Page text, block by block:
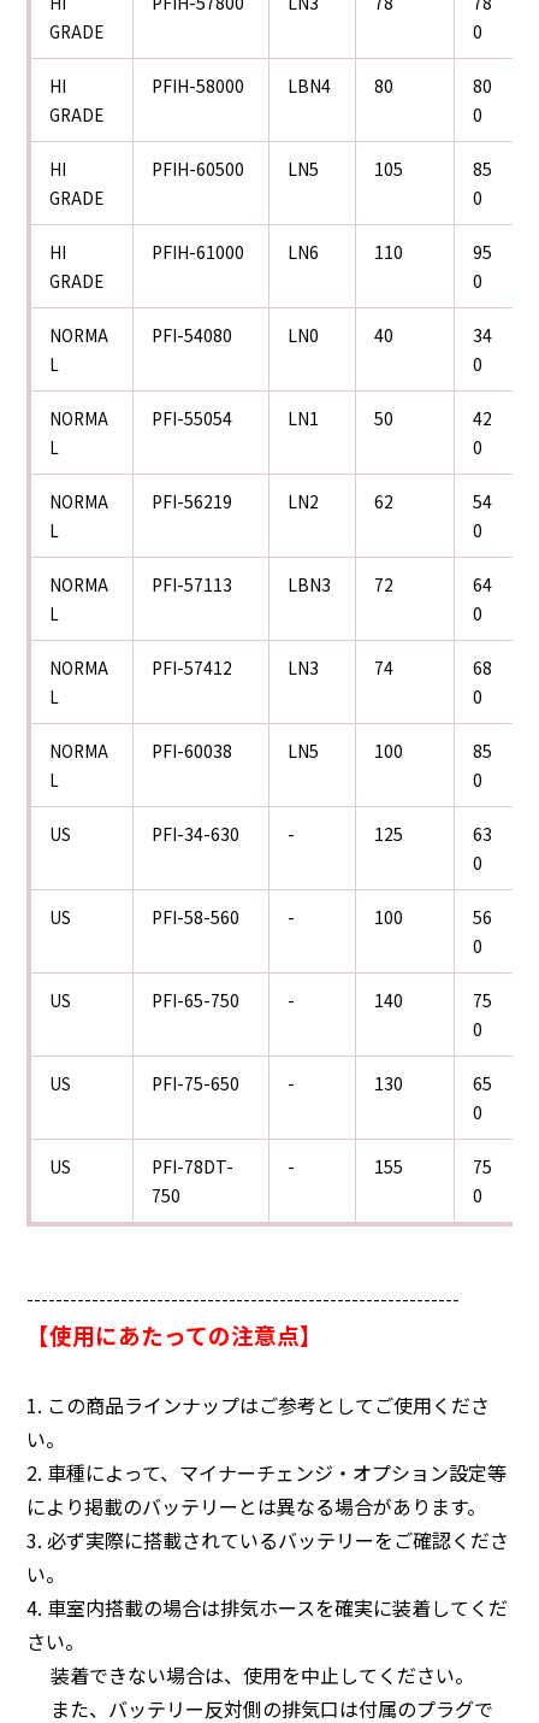
GRADE
0
HI
GRADE
PFIH-58000 LBN4 80
80
0
HI
GRADE
PFIH-60500 LN5 105
85
0
HI
GRADE
PFIH-61000 LN6 110
95
0
NORMA
L
PFI-54080 LN0 40
34
0
NORMA
L
PFI-55054 LN1 50
42
0
NORMA
L
PFI-56219 LN2 62
54
0
NORMA
L
PFI-57113 LBN3 72
64
0
NORMA
L
PFI-57412 LN3 74
68
0
NORMA
L
PFI-60038 LN5 100
85
0
US PFI-34-630 - 125
63
0
US PFI-58-560 - 100
56
0
US PFI-65-750 - 140
75
0
US PFI-75-650 - 130
65
0
US
PFI-78DT-
750
- 155
75
0
------------------------------------------------------------
【使用にあたっての注意点】
1. この商品ラインナップはご参考としてご使用くださ
い。
2. 車種によって、マイナーチェンジ・オプション設定等
により掲載のバッテリーとは異なる場合があります。
3. 必ず実際に搭載されているバッテリーをご確認くださ
い。
4. 車室内搭載の場合は排気ホースを確実に装着してくだ
さい。
装着できない場合は、使用を中止してください。
また、バッテリー反対側の排気口は付属のプラグで